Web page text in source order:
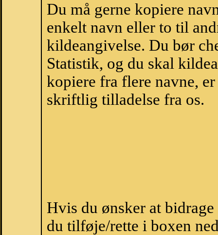
Du må gerne kopiere
enkelt navn eller to til
kildeangivelse. Du bør
Statistik, og du skal
kopiere fra flere navne,
skriftlig tilladelse fra os.
Hvis du ønsker at
du tilføje/rette i boxen